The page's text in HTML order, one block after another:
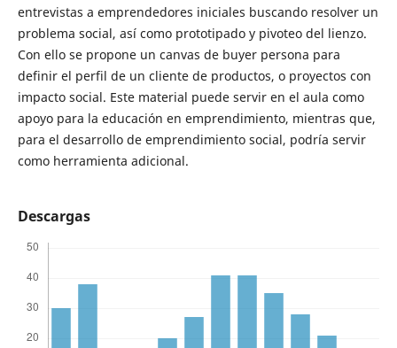
entrevistas a emprendedores iniciales buscando resolver un
problema social, así como prototipado y pivoteo del lienzo.
Con ello se propone un canvas de buyer persona para
definir el perfil de un cliente de productos, o proyectos con
impacto social. Este material puede servir en el aula como
apoyo para la educación en emprendimiento, mientras que,
para el desarrollo de emprendimiento social, podría servir
como herramienta adicional.
Descargas